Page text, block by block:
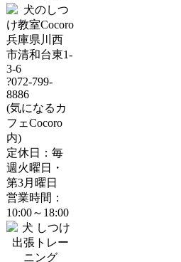
兵庫県川西
市清和台東1-
3-6
?072-799-
8886
(気になるカ
フェCocoro
内)
定休日：毎
週火曜日・
第3月曜日
営業時間：
10:00～18:00